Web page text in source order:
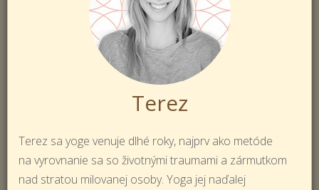
Terez
Terez sa yoge venuje dlhé roky, najprv ako metóde
na vyrovnanie sa so životnými traumami a zármutkom
nad stratou milovanej osoby. Yoga jej naďalej